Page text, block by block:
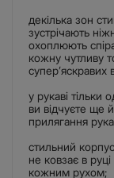
декілька зон
зустрічають
охоплюють
кожну чутливу
супер’яскравих
у рукаві
ви відчуєте ще
прилягання
стильний
не ковзає в
кожним рухом;